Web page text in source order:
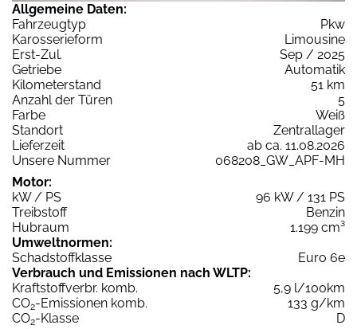
Allgemeine Daten:
Fahrzeugtyp
Pkw
Karosserieform
Limousine
Erst-Zul.
Sep / 2025
Getriebe
Automatik
Kilometerstand
51 km
Anzahl der Türen
5
Farbe
Weiß
Standort
Zentrallager
Lieferzeit
ab ca. 11.08.2026
Unsere Nummer
068208_GW_APF-MH
Motor:
kW / PS
96 kW / 131 PS
Treibstoff
Benzin
Hubraum
1.199 cm³
Umweltnormen:
Schadstoffklasse
Euro 6e
Verbrauch und Emissionen nach WLTP:
Kraftstoffverbr. komb.
5,9 l/100km
CO2-Emissionen komb.
133 g/km
CO2-Klasse
D